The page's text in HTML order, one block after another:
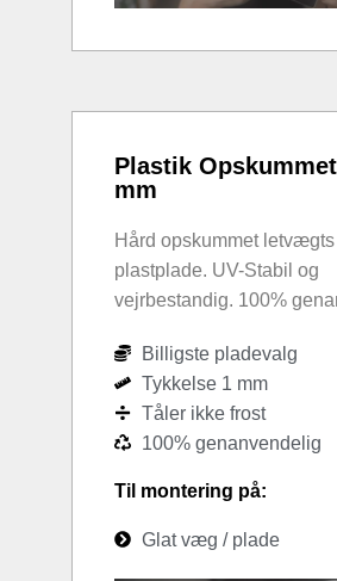
Plastik
mm
Hård opskummet letvægts
plastplade. UV-Stabil og
vejrbestandig. 100%
Billigste pladevalg
Tykkelse 1 mm
Tåler ikke frost
100% genanvendelig
Til montering på:
Glat væg / plade